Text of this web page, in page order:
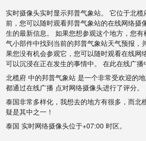
实时摄像头实时显示邦普气象站。 它位于北
前，您可以随时观看邦普气象站的在线网络摄
生的最新信息。 如果您想参观这个地方，您
气小部件中找到当前的邦普气象站天气预报，
果您没有机会参观它，您可以随时观看在线网
可以沉浸在正在发生的事情中。 在此在线广
北榄府 中的邦普气象站 是一个非常受欢迎的
都通过在线广播 点对网络摄像头进行了评分。
泰国非常多样化，我想去的地方有很多，而北
疑是其中之一！
泰国 实时网络摄像头位于+07:00 时区。